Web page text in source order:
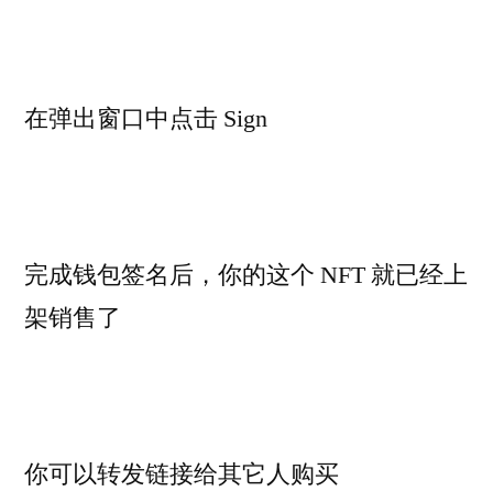
在弹出窗口中点击 Sign
完成钱包签名后，你的这个 NFT 就已经上
架销售了
你可以转发链接给其它人购买